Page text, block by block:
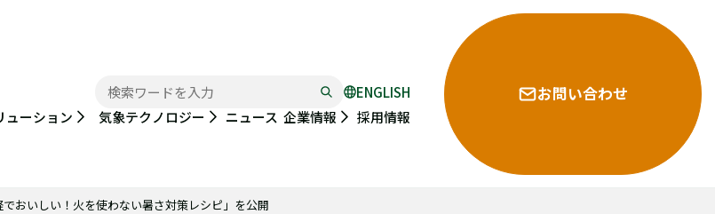
ENGLISH
ューション
気象テクノロジー ニュース 企業情報 採用情報
お問い合わせ
おいしい！火を使わない暑さ対策レシピ」を公開